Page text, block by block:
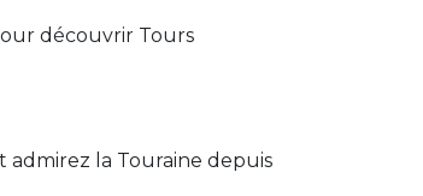
découvrir Tours
la Touraine depuis